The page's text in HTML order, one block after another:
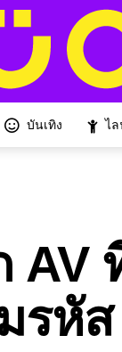
บันเทิง ไ
AV
รหั